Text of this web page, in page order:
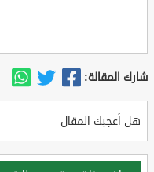
شارك المقالة:
هل أعجبك المقال